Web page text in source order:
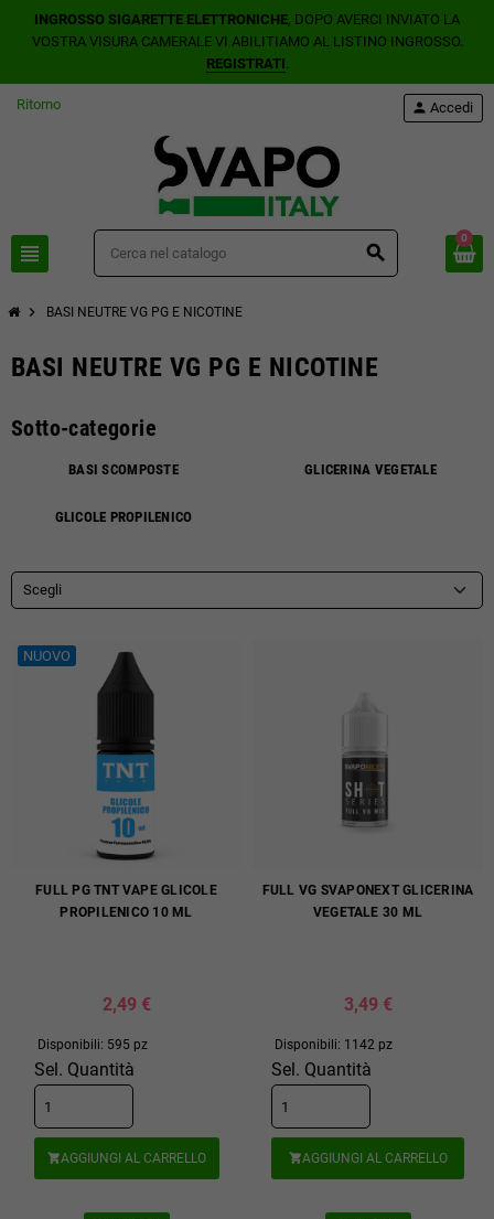
INGROSSO SIGARETTE ELETTRONICHE, DOPO AVERCI INVIATO LA
VOSTRA VISURA CAMERALE VI ABILITIAMO AL LISTINO INGROSSO.
REGISTRATI.
Ritorno
view_headline search
person Accedi
0
chevron_right BASI NEUTRE VG PG E NICOTINE
BASI NEUTRE VG PG E NICOTINE
Sotto-categorie
BASI SCOMPOSTE GLICERINA VEGETALE
GLICOLE PROPILENICO
Scegli
NUOVO
FULL PG TNT VAPE GLICOLE
PROPILENICO 10 ML
2,49 €
Disponibili: 595 pz
Sel. Quantità
AGGIUNGI AL CARRELLO
FULL VG SVAPONEXT GLICERINA
VEGETALE 30 ML
3,49 €
Disponibili: 1142 pz
Sel. Quantità
AGGIUNGI AL CARRELLO